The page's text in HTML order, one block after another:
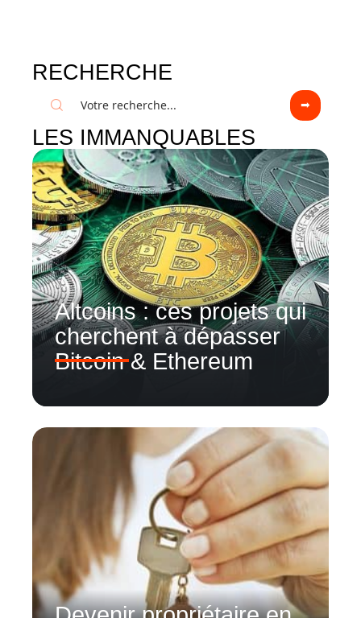
RECHERCHE
LES IMMANQUABLES
Altcoins : ces projets qui
cherchent à dépasser
Bitcoin & Ethereum